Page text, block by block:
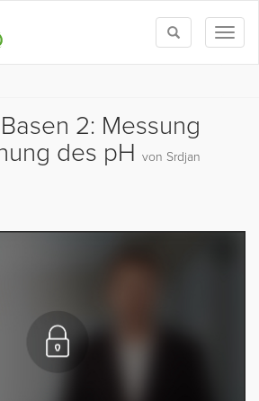
Toggle
search
2: Messung
des pH von Srdjan